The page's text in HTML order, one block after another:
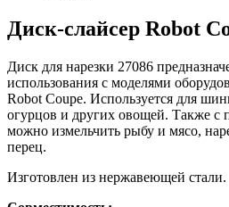
Диск-слайсер Robot
Диск для нарезки 27086
использования с моделями
Robot Coupe. Используется для
огурцов и других овощей. Также с
можно измельчить рыбу и мясо,
перец.
Изготовлен из нержавеющей стали.